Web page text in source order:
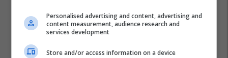
Promo
Personalised advertising and content, advertising and
content measurement, audience research and
services development
Store and/or access information on a device